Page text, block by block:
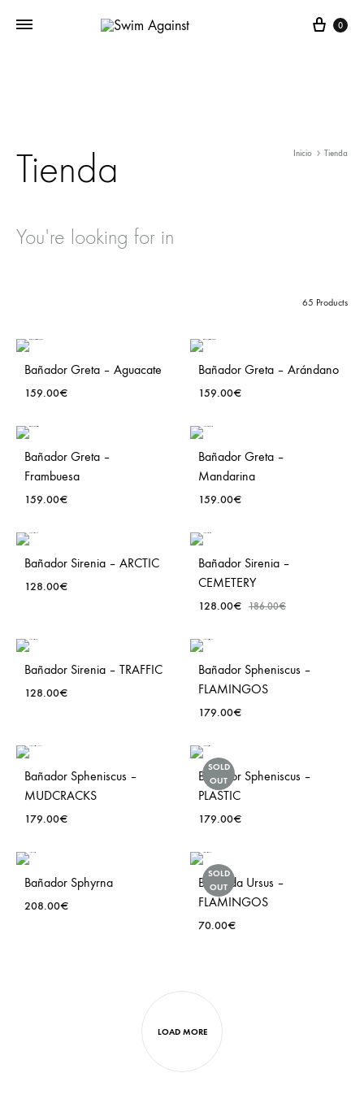
Cart
0
Tienda Inicio Tienda
You're looking for in
65 Products
Bañador Greta – Aguacate
159.00€
WISHLIST
Bañador Greta – Arándano
159.00€
Bañador Greta –
Frambuesa
159.00€
WISHLIST
Bañador Greta –
Mandarina
159.00€
Bañador Sirenia – ARCTIC
128.00€
WISHLIST
Bañador Sirenia –
CEMETERY
128.00€ 186.00€
Bañador Sirenia – TRAFFIC
128.00€
WISHLIST
Bañador Spheniscus –
FLAMINGOS
179.00€
Bañador Spheniscus –
MUDCRACKS
179.00€
WISHLIST
SOLD
OUT
Bañador Spheniscus –
PLASTIC
179.00€
Bañador Sphyrna
208.00€
WISHLIST
SOLD
OUT
Bermuda Ursus –
FLAMINGOS
70.00€
LOAD MORE